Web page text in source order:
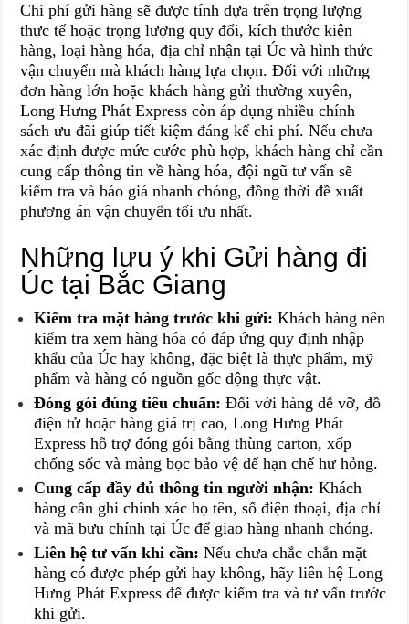
Chi phí gửi hàng sẽ được tính dựa trên trọng lượng
thực tế hoặc trọng lượng quy đổi, kích thước kiện
hàng, loại hàng hóa, địa chỉ nhận tại Úc và hình thức
vận chuyển mà khách hàng lựa chọn. Đối với những
đơn hàng lớn hoặc khách hàng gửi thường xuyên,
Long Hưng Phát Express còn áp dụng nhiều chính
sách ưu đãi giúp tiết kiệm đáng kể chi phí.Nếu chưa
xác định được mức cước phù hợp, khách hàng chỉ cần
cung cấp thông tin về hàng hóa, đội ngũ tư vấn sẽ
kiểm tra và báo giá nhanh chóng, đồng thời đề xuất
phương án vận chuyển tối ưu nhất.
Những lưu ý khi Gửi hàng đi
Úc tại Bắc Giang
Kiểm tra mặt hàng trước khi gửi:Khách hàng nên
kiểm tra xem hàng hóa có đáp ứng quy định nhập
khẩu của Úc hay không, đặc biệt làthực phẩm, mỹ
phẩm và hàng có nguồn gốc động thực vật.
Đóng gói đúng tiêu chuẩn:Đối vớihàng dễ vỡ, đồ
điện tử hoặc hàng giá trị cao, Long Hưng Phát
Express hỗ trợ đóng gói bằngthùng carton, xốp
chống sốc và màng bọc bảo vệ để hạn chế hư hỏng.
Cung cấp đầy đủ thông tin người nhận:Khách
hàng cần ghi chính xáchọ tên, số điện thoại, địa chỉ
và mã bưu chính tại Úc để giao hàng nhanh chóng.
Liên hệ tư vấn khi cần:Nếu chưa chắc chắn mặt
hàng có được phép gửi hay không, hãy liên hệLong
Hưng Phát Express để được kiểm tra và tư vấn trước
khi gửi.